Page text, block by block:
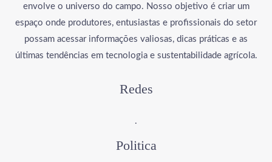
envolve o universo do campo. Nosso objetivo é criar um
espaço onde produtores, entusiastas e profissionais do setor
possam acessar informações valiosas, dicas práticas e as
últimas tendências em tecnologia e sustentabilidade agrícola.
Redes
.
Politica